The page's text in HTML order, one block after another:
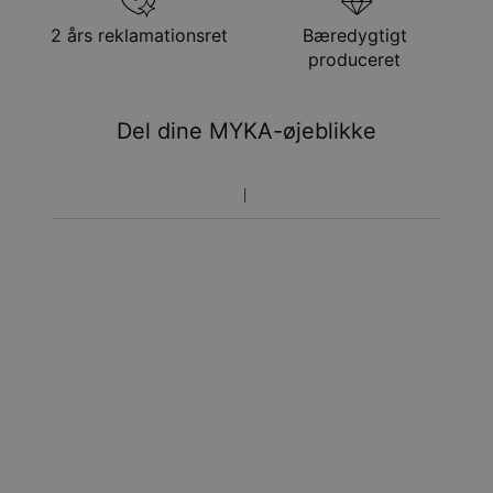
Hastelevering
søn. 16. aug. - tir. 18.
aug.
Du vil ikke blive opkrævet yderligere afgifter.
Vær opmærksom på at tidsperioden nævnt ovenfor er
2 års reklamationsret
Bæredygtigt
produceret
Del dine MYKA-øjeblikke